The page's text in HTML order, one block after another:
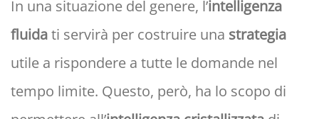
In una situazione del genere, l’intelligenza
fluidati servirà per costruire una strategia
utile a rispondere a tutte le domande nel
tempo limite. Questo, però, ha lo scopo di